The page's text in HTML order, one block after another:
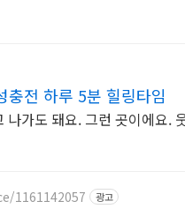
전 하루 5분 힐링타임
가도 돼요. 그런 곳이에요.
1161142057 광고